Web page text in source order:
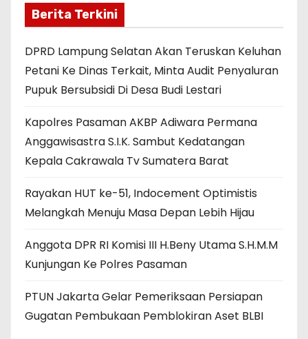
Berita Terkini
DPRD Lampung Selatan Akan Teruskan Keluhan
Petani Ke Dinas Terkait, Minta Audit Penyaluran
Pupuk Bersubsidi Di Desa Budi Lestari
Kapolres Pasaman AKBP Adiwara Permana
Anggawisastra S.I.K. Sambut Kedatangan
Kepala Cakrawala Tv Sumatera Barat
Rayakan HUT ke-51, Indocement Optimistis
Melangkah Menuju Masa Depan Lebih Hijau
Anggota DPR RI Komisi III H.Beny Utama S.H.M.M
Kunjungan Ke Polres Pasaman
PTUN Jakarta Gelar Pemeriksaan Persiapan
Gugatan Pembukaan Pemblokiran Aset BLBI